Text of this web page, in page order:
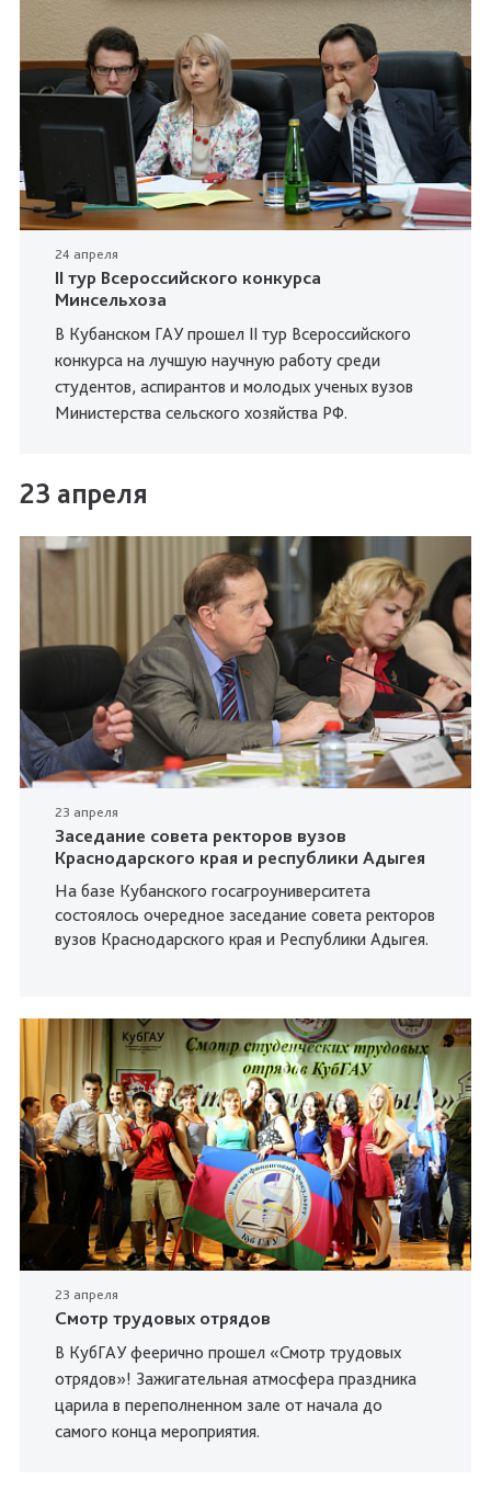
24 апреля
II тур Всероссийского конкурса
Минсельхоза
В Кубанском ГАУ прошел II тур Всероссийского
конкурса на лучшую научную работу среди
студентов, аспирантов и молодых ученых вузов
Министерства сельского хозяйства РФ.
23 апреля
23 апреля
Заседание совета ректоров вузов
Краснодарского края и республики Адыгея
На базе Кубанского госагроуниверситета
состоялось очередное заседание совета ректоров
вузов Краснодарского края и Республики Адыгея.
23 апреля
Смотр трудовых отрядов
В КубГАУ феерично прошел «Смотр трудовых
отрядов»! Зажигательная атмосфера праздника
царила в переполненном зале от начала до
самого конца мероприятия.